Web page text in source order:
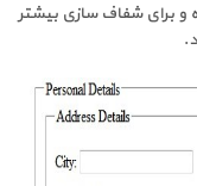
و برای شفاف سازی بیشتر